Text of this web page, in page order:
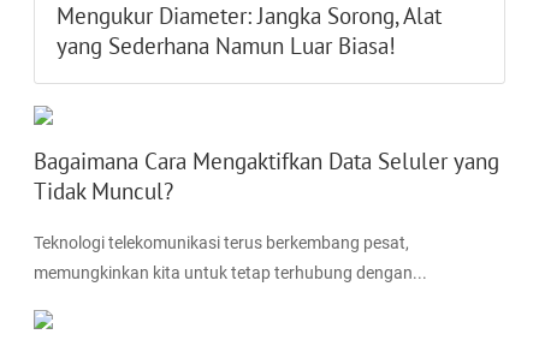
Mengukur Diameter: Jangka Sorong, Alat
yang Sederhana Namun Luar Biasa!
Bagaimana Cara Mengaktifkan Data Seluler yang
Tidak Muncul?
Teknologi telekomunikasi terus berkembang pesat,
memungkinkan kita untuk tetap terhubung dengan...